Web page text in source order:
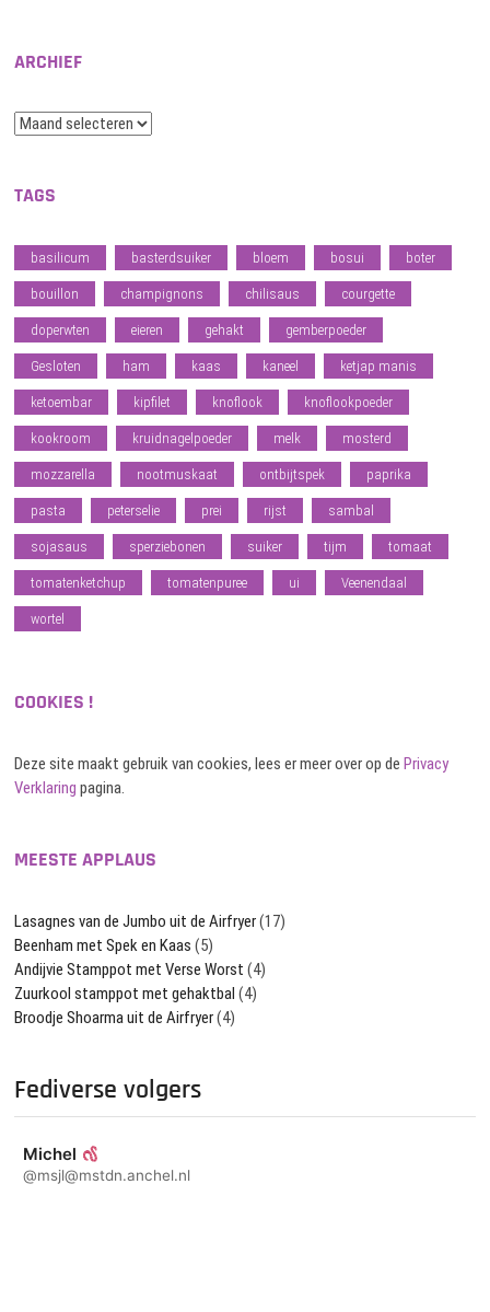
ARCHIEF
Archief
TAGS
basilicum basterdsuiker bloem bosui boter
bouillon champignons chilisaus courgette
doperwten eieren gehakt gemberpoeder
Gesloten ham kaas kaneel ketjap manis
ketoembar kipfilet knoflook knoflookpoeder
kookroom kruidnagelpoeder melk mosterd
mozzarella nootmuskaat ontbijtspek paprika
pasta peterselie prei rijst sambal
sojasaus sperziebonen suiker tijm tomaat
tomatenketchup tomatenpuree ui Veenendaal
wortel
COOKIES !
Deze site maakt gebruik van cookies, lees er meer over op dePrivacy
Verklaring pagina.
MEESTE APPLAUS
Lasagnes van de Jumbo uit de Airfryer(17)
Beenham met Spek en Kaas (5)
Andijvie Stamppot met Verse Worst (4)
Zuurkool stamppot met gehaktbal (4)
Broodje Shoarma uit de Airfryer(4)
Fediverse volgers
Michel
@msjl@mstdn.anchel.nl